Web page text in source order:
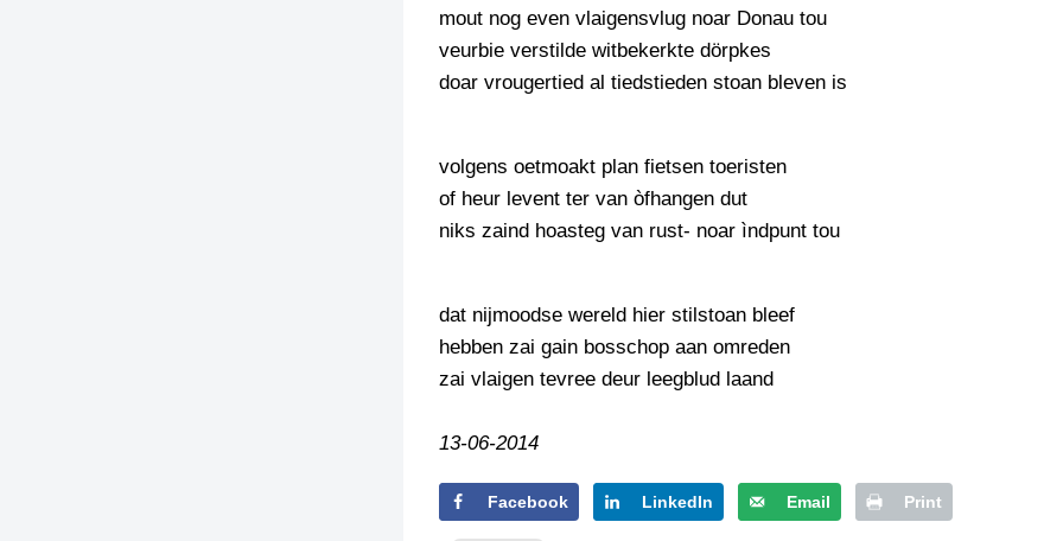
PERSBERICHT
INZENDENS
JURYRAPPORT
FOTO’S
SCHRIEFWEDSTRIED
SCHRIEFWEDSTRIED
2026
TIEDSCHRIFT
KREUZE
TENEEL
mout nog even vlaigensvlug noar Donau tou
veurbie verstilde witbekerkte dörpkes
doar vrougertied al tiedstieden stoan bleven is
volgens oetmoakt plan fietsen toeristen
of heur levent ter van òfhangen dut
niks zaind hoasteg van rust- noar ìndpunt tou
dat nijmoodse wereld hier stilstoan bleef
hebben zai gain bosschop aan omreden
zai vlaigen tevree deur leegblud laand
13-06-2014
Facebook LinkedIn Email Print